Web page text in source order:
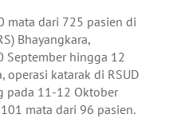
mata dari 725 pasien di
Bhayangkara,
September hingga 12
operasi katarak di RSUD
pada 11-12 Oktober
mata dari 96 pasien.